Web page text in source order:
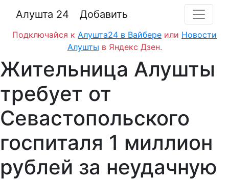
Алушта 24 Добавить
Подключайся к Алушта24 в Вайбере или Новости
Алушты в Яндекс Дзен.
Жительница Алушты
требует от
Севастопольского
госпиталя 1 миллион
рублей за неудачную